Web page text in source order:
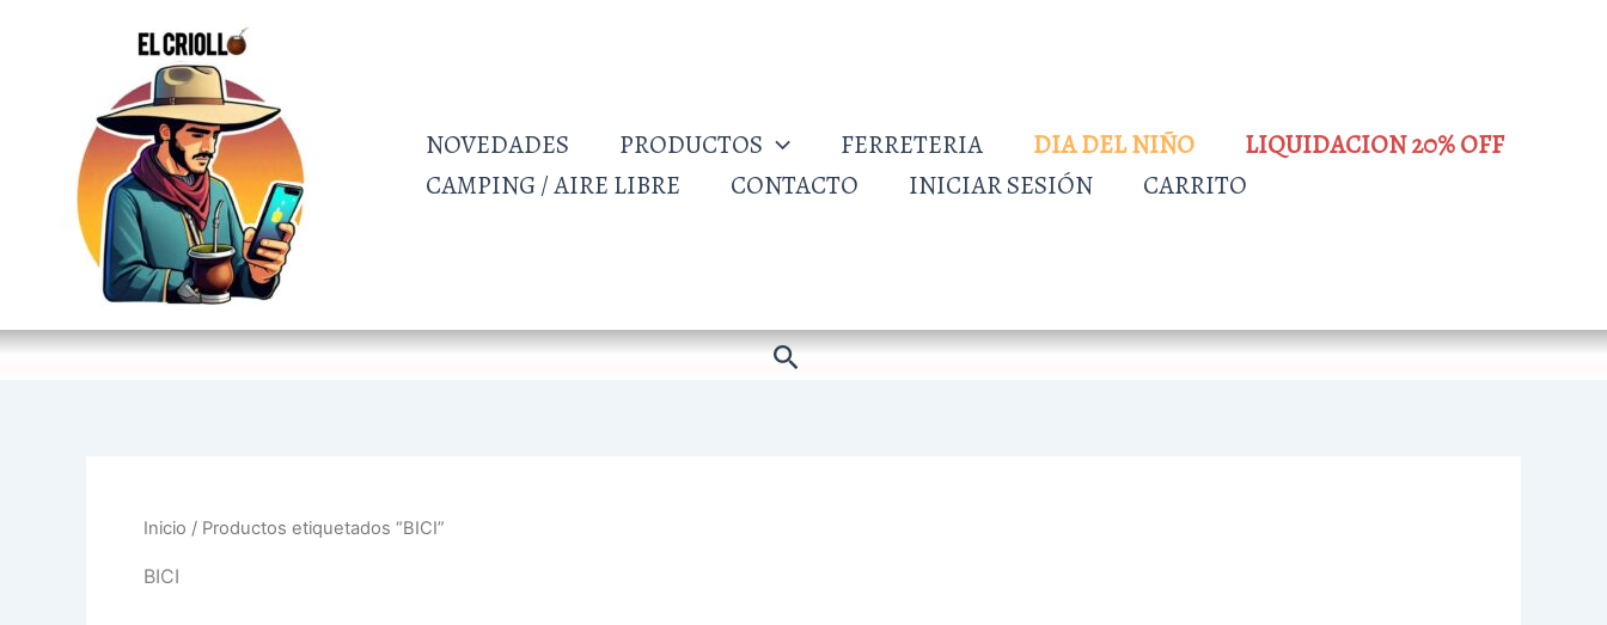
NOVEDADES PRODUCTOS FERRETERIA DIA DEL NIÑO
LIQUIDACION 20% OFF
CAMPING / AIRE LIBRE
CONTACTO INICIAR SESIÓN CARRITO
Buscar
Inicio / Productos etiquetados “BICI”
BICI